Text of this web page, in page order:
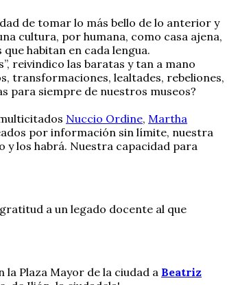
de tomar lo más bello de lo anterior y
cultura, por humana, como casa ajena,
habitan en cada lengua.
reivindico las baratas y tan a mano
transformaciones, lealtades, rebeliones,
para siempre de nuestros museos?
Nuccio Ordine, Martha
por información sin límite, nuestra
y los habrá. Nuestra capacidad para
a un legado docente al que
la Plaza Mayor de la ciudad a Beatriz